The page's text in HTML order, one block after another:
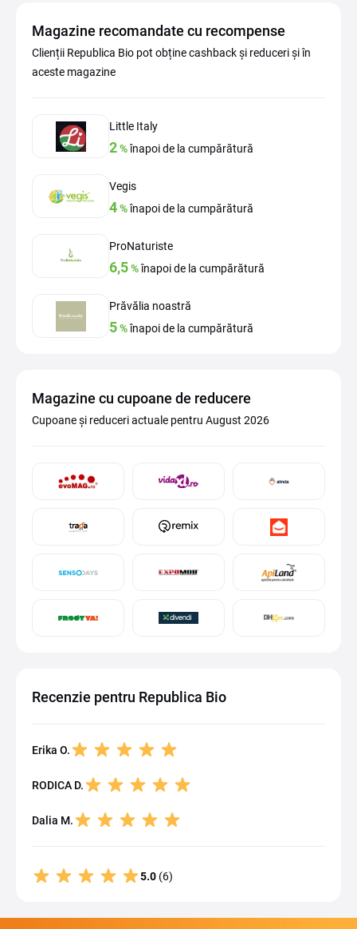
Magazine recomandate cu recompense
Clienții Republica Bio pot obține cashback și reduceri și în
aceste magazine
Little Italy
2%înapoi de la cumpărătură
Vegis
4%înapoi de la cumpărătură
ProNaturiste
6,5%înapoi de la cumpărătură
Prăvălia noastră
5%înapoi de la cumpărătură
Magazine cu cupoane de reducere
Cupoane și reduceri actuale pentru August 2026
Recenzie pentru Republica Bio
Erika O.
RODICA D.
Dalia M.
5.0 (6)